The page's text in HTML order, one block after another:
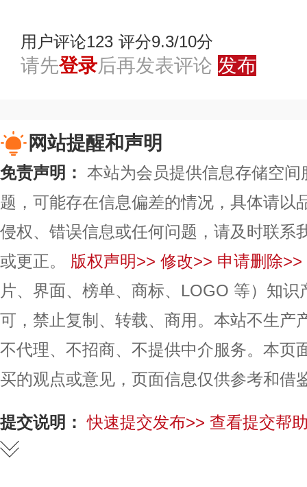
用户评论123 评分9.3/10分
请先登录后再发表评论 发布
网站提醒和声明
免责声明： 本站为会员提供信息存储空
题，可能存在信息偏差的情况，具体请以
侵权、错误信息或任何问题，请及时联系
或更正。
版权声明>> 修改>> 申请删除>>
片、界面、榜单、商标、LOGO 等）知
可，禁止复制、转载、商用。本站不生产
不代理、不招商、不提供中介服务。本页
买的观点或意见，页面信息仅供参考和借
提交说明： 快速提交发布>> 查看提交帮